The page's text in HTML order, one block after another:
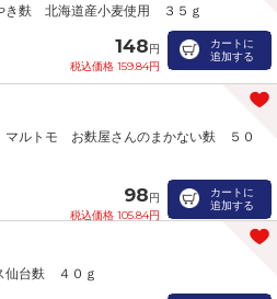
き麩 北海道産小麦使用 ３５ｇ
148円
税込価格 159.84円
カートに
追加する
マルトモ お麩屋さんのまかない麩 ５０
98円
税込価格 105.84円
カートに
追加する
仙台麩 ４０ｇ